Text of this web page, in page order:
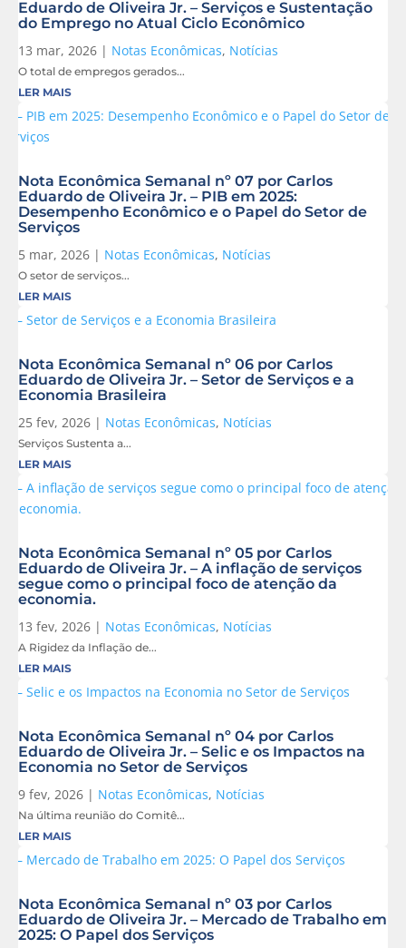
Eduardo de Oliveira Jr. – Serviços e Sustentação
do Emprego no Atual Ciclo Econômico
13 mar, 2026 | Notas Econômicas, Notícias
O total de empregos gerados...
LER MAIS
Nota Econômica Semanal nº 07 por Carlos
Eduardo de Oliveira Jr. – PIB em 2025:
Desempenho Econômico e o Papel do Setor de
Serviços
5 mar, 2026 | Notas Econômicas, Notícias
O setor de serviços...
LER MAIS
Nota Econômica Semanal nº 06 por Carlos
Eduardo de Oliveira Jr. – Setor de Serviços e a
Economia Brasileira
25 fev, 2026 | Notas Econômicas, Notícias
Serviços Sustenta a...
LER MAIS
Nota Econômica Semanal nº 05 por Carlos
Eduardo de Oliveira Jr. – A inflação de serviços
segue como o principal foco de atenção da
economia.
13 fev, 2026 | Notas Econômicas, Notícias
A Rigidez da Inflação de...
LER MAIS
Nota Econômica Semanal nº 04 por Carlos
Eduardo de Oliveira Jr. – Selic e os Impactos na
Economia no Setor de Serviços
9 fev, 2026 | Notas Econômicas, Notícias
Na última reunião do Comitê...
LER MAIS
Nota Econômica Semanal nº 03 por Carlos
Eduardo de Oliveira Jr. – Mercado de Trabalho em
2025: O Papel dos Serviços